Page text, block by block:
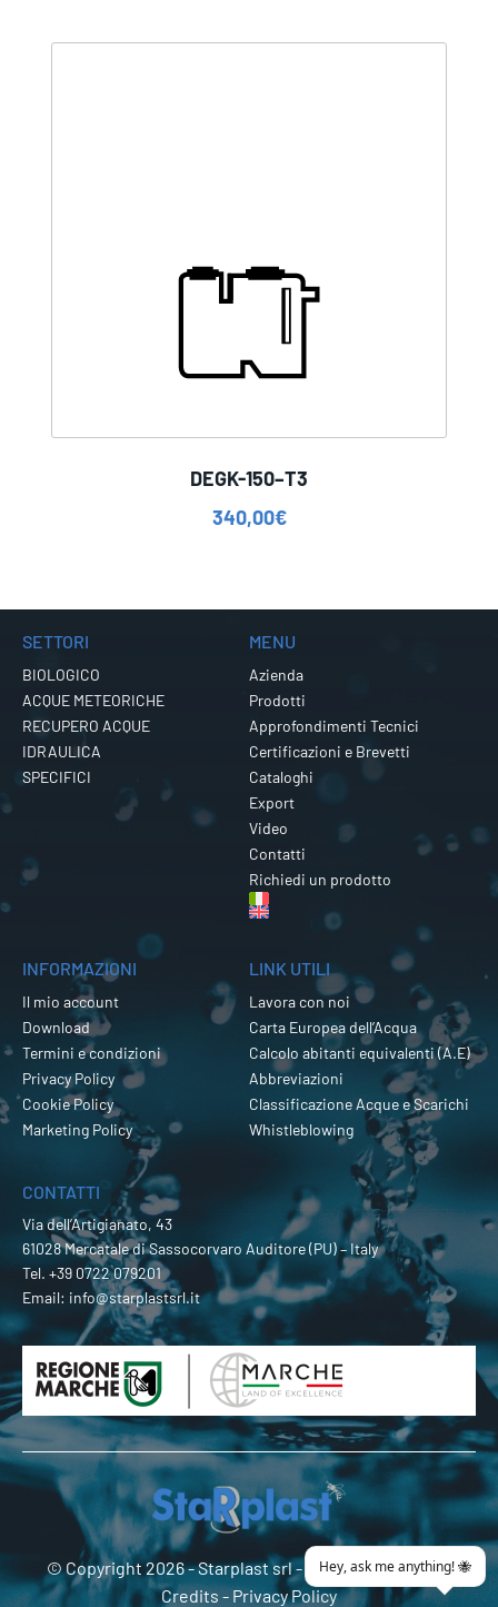
DEGK-150–T3
340,00€
SETTORI
BIOLOGICO
ACQUE METEORICHE
RECUPERO ACQUE
IDRAULICA
SPECIFICI
MENU
Azienda
Prodotti
Approfondimenti Tecnici
Certificazioni e Brevetti
Cataloghi
Export
Video
Contatti
Richiedi un prodotto
INFORMAZIONI
Il mio account
Download
Termini e condizioni
Privacy Policy
Cookie Policy
Marketing Policy
LINK UTILI
Lavora con noi
Carta Europea dell’Acqua
Calcolo abitanti equivalenti (A.E)
Abbreviazioni
Classificazione Acque e Scarichi
Whistleblowing
CONTATTI
Via dell’Artigianato, 43
61028 Mercatale di Sassocorvaro Auditore (PU) – Italy
Tel. +39 0722 079201
Email: info@starplastsrl.it
© Copyright 2026 -Starplast srl- P.Iva 02274180419 -
Credits - Privacy Policy